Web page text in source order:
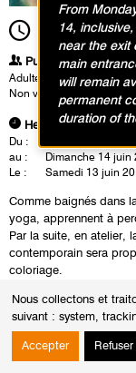
Nous collectons et
suivant : system,
Accepter Refuser
10h30 Durée
Publics
Adultes
Non voyants et malvoyants
Heures
Du :
au :
Dimanche 14 juin
Le :
Samedi 13 juin
Comme baignés dans
yoga, apprennent à
Par la suite, en atelier,
contemporain sera
coloriage.
ADULTES
VISITES
sourdes et
From
14,
near the exit
main
will remain
permanent
duration of